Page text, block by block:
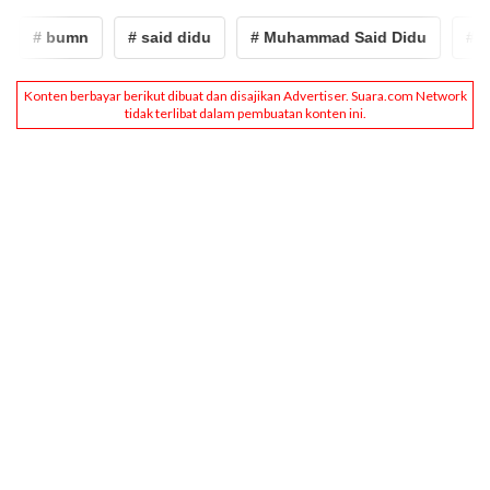
# bumn # said didu # Muhammad Said Didu